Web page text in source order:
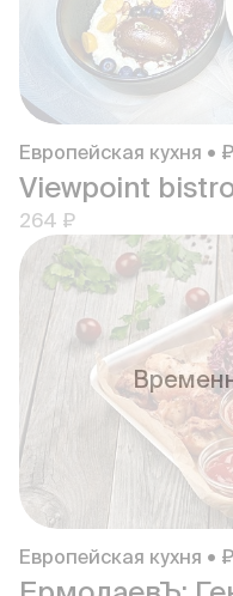
Европейская кухня •
Viewpoint
264 ₽
Европейская кухня •